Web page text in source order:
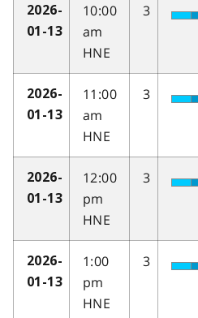
2026-
01-13
10:00
am
HNE
3
2026-
01-13
11:00
am
HNE
3
2026-
01-13
12:00
pm
HNE
3
2026-
01-13
1:00
pm
HNE
3